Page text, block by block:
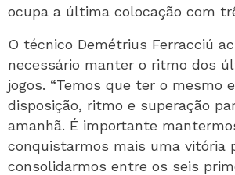
ocupa a última colocação com
O técnico Demétrius Ferracciú
necessário manter o ritmo dos
jogos. “Temos que ter o mesmo
disposição, ritmo e superação
amanhã. É importante
conquistarmos mais uma vitória
consolidarmos entre os seis